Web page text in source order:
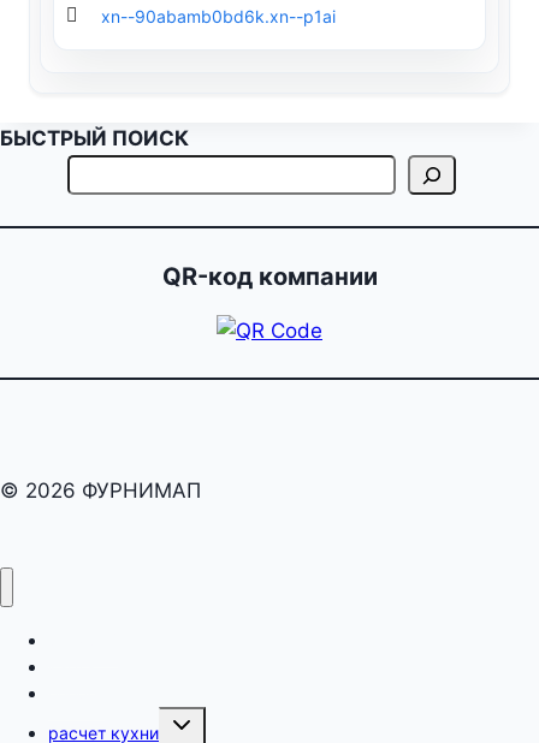
xn--90abamb0bd6k.xn--p1ai
БЫСТРЫЙ ПОИСК
QR-код компании
© 2026 ФУРНИМАП
расчет кухни
Переключить
дочернее